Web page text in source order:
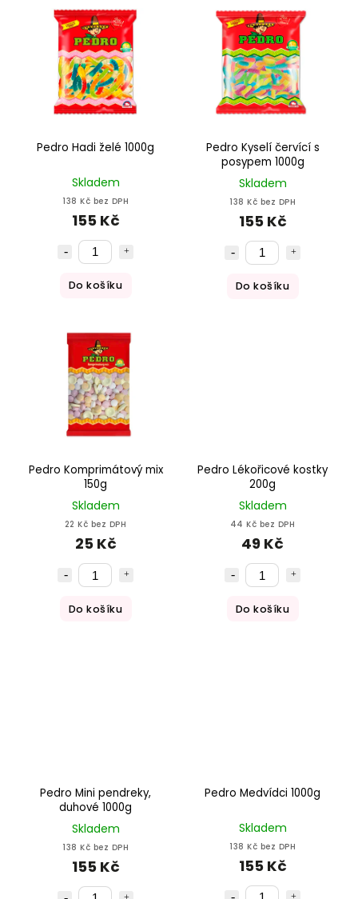
Abecedně
Pedro Hadi želé 1000g
Skladem
138 Kč bez DPH
155 Kč
Do košíku
Pedro Kyselí červící s
posypem 1000g
Skladem
138 Kč bez DPH
155 Kč
Do košíku
Pedro Komprimátový mix
150g
Skladem
22 Kč bez DPH
25 Kč
Do košíku
Pedro Lékořicové kostky
200g
Skladem
44 Kč bez DPH
49 Kč
Do košíku
Pedro Mini pendreky,
duhové 1000g
Skladem
138 Kč bez DPH
155 Kč
Pedro Medvídci 1000g
Skladem
138 Kč bez DPH
155 Kč